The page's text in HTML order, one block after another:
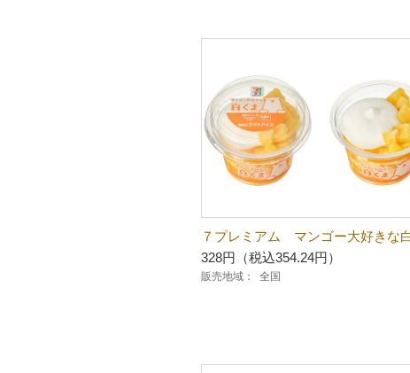
７プレミアム マンゴー大好きな
328円（税込354.24円）
販売地域： 全国